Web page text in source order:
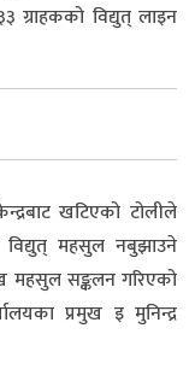
विद्युत् लाइन
खटिएको टोलीले
महसुल नबुझाउने
महसुल सङ्कलन गरिएको
प्रमुख इ मुनिन्द्र